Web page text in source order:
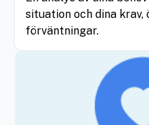
situation och dina krav,
förväntningar.